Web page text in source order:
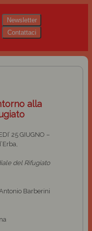
Newsletter
Contattaci
alla
25 GIUGNO –
del Rifugiato
Barberini